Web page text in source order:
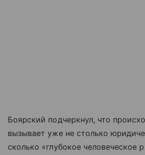
Боярский подчеркнул, что
вызывает уже не столько
сколько «глубокое человеческое